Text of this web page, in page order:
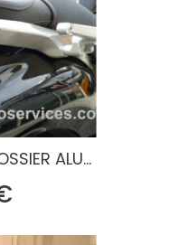
ALU...